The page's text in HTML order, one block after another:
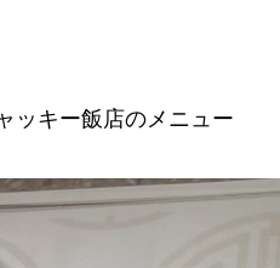
ッキー飯店のメニュー